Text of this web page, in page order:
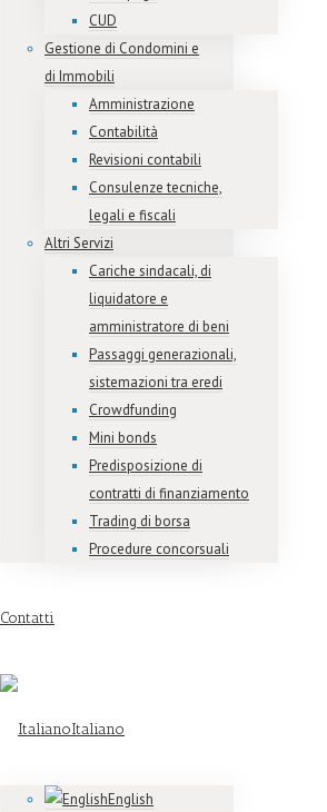
CUD
Gestione di Condomini e
di Immobili
Amministrazione
Contabilità
Revisioni contabili
Consulenze tecniche,
legali e fiscali
Altri Servizi
Cariche sindacali, di
liquidatore e
amministratore di beni
Passaggi generazionali,
sistemazioni tra eredi
Crowdfunding
Mini bonds
Predisposizione di
contratti di finanziamento
Trading di borsa
Procedure concorsuali
Contatti
Italiano
English